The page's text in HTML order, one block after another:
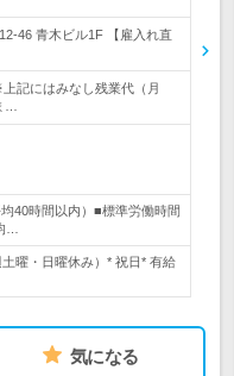
46 青木ビル1F 【雇入れ直
記にはみなし残業代（月
…
40時間以内）■標準労働時間
…
曜・日曜休み）* 祝日* 有給
気になる